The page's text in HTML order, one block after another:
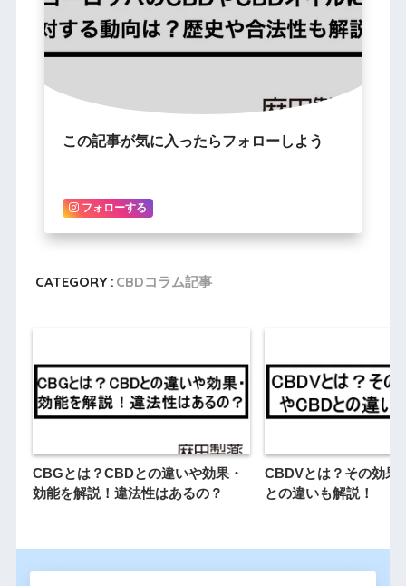
この記事が気に入ったらフォローしよう
フォローする
CATEGORY : CBDコラム記事
CBGとは？CBDとの違いや効果・
効能を解説！違法性はあるの？
CBDVとは？その効果
との違いも解説！